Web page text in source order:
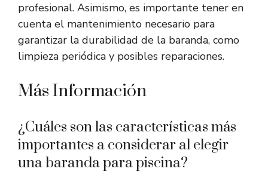
profesional. Asimismo, es importante tener en
cuenta el mantenimiento necesario para
garantizar la durabilidad de la baranda, como
limpieza periódica y posibles reparaciones.
Más Información
¿Cuáles son las características más
importantes a considerar al elegir
una baranda para piscina?